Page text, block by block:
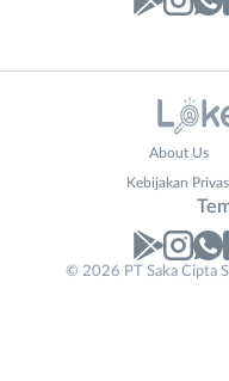
No. Telp /
About Us
Kebijakan
© 2026 PT Saka Cipta